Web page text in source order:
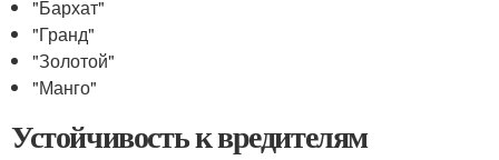
"Бархат"
"Гранд"
"Золотой"
"Манго"
Устойчивость к вредителям